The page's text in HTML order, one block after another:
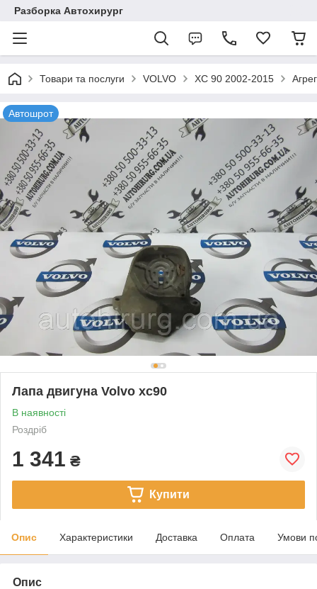
Разборка Автохирург
Товари та послуги VOLVO XC 90 2002-2015
Автошрот
Лапа двигуна Volvo xc90
В наявності
Роздріб
1 341 ₴
Купити
Опис Характеристики Доставка Оплата Умови
Опис